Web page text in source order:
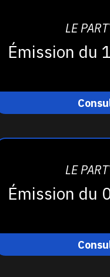
LE
Émission du
LE
Émission du